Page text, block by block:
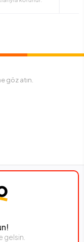
göz atın.
gelsin.